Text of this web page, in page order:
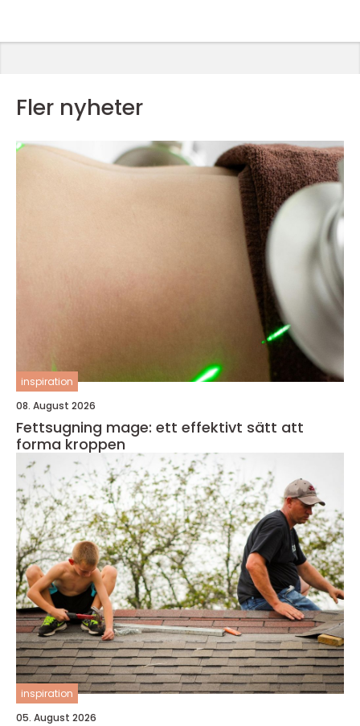
Fler nyheter
inspiration
08. August 2026
Fettsugning mage: ett effektivt sätt att
forma kroppen
inspiration
05. August 2026